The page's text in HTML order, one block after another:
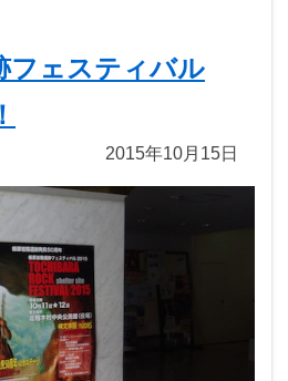
フェスティバル
2015年10月15日